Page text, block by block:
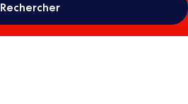
Rechercher